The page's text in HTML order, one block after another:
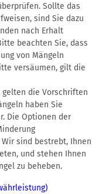
Sollte das
sind Sie dazu
nach Erhalt
beachten Sie, dass
von Mängeln
versäumen, gilt die
die Vorschriften
haben Sie
Die Optionen der
sind bestrebt, Ihnen
und stehen Ihnen
zu beheben.